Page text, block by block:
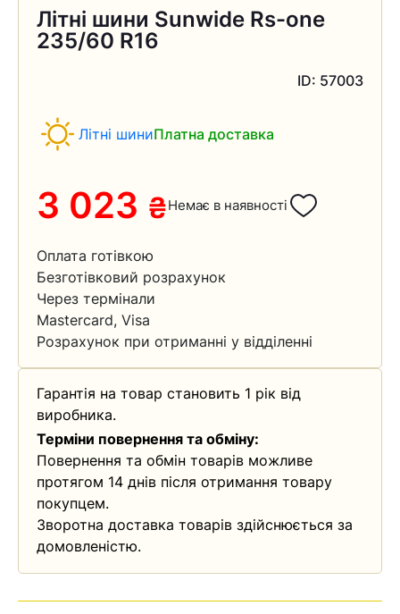
Літні шини Sunwide Rs-one
235/60 R16
ID: 57003
Літні шиниПлатна доставка
3 023 ₴Немає в наявності
Оплата готівкою
Безготівковий розрахунок
Через термінали
Mastercard, Visa
Розрахунок при отриманні у відділенні
Гарантія на товар становить 1 рік від
виробника.
Терміни повернення та обміну:
Повернення та обмін товарів можливе
протягом 14 днів після отримання товару
покупцем.
Зворотна доставка товарів здійснюється за
домовленістю.